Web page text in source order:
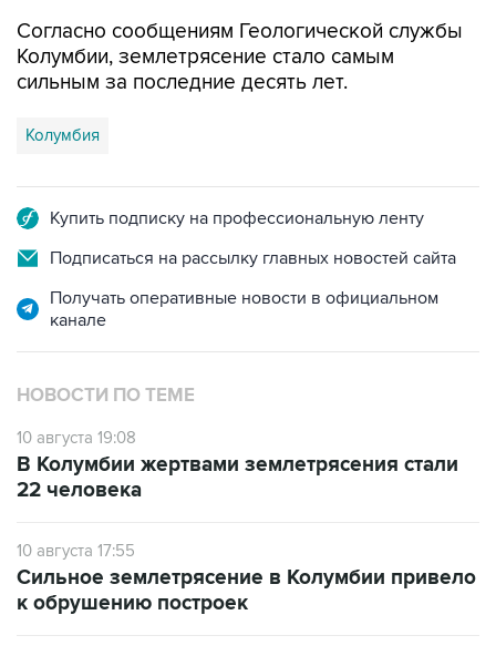
Согласно сообщениям Геологической службы
Колумбии, землетрясение стало самым
сильным за последние десять лет.
Колумбия
Купить подписку на профессиональную ленту
Подписаться на рассылку главных новостей сайта
Получать оперативные новости в официальном
канале
НОВОСТИ ПО ТЕМЕ
10 августа 19:08
В Колумбии жертвами землетрясения стали
22 человека
10 августа 17:55
Сильное землетрясение в Колумбии привело
к обрушению построек